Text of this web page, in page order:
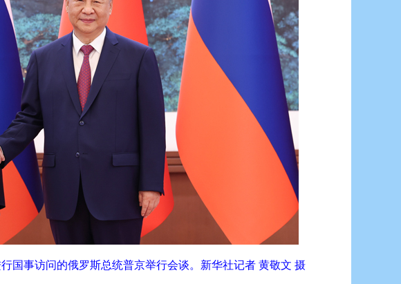
国事访问的俄罗斯总统普京举行会谈。新华社记者 黄敬文 摄